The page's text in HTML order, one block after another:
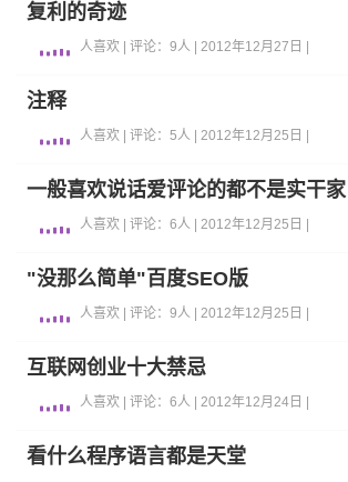
复利的奇迹
人喜欢 | 评论：9人 | 2012年12月27日 |
注释
人喜欢 | 评论：5人 | 2012年12月25日 |
一般喜欢说话爱评论的都不是实干家
人喜欢 | 评论：6人 | 2012年12月25日 |
"没那么简单"百度SEO版
人喜欢 | 评论：9人 | 2012年12月25日 |
互联网创业十大禁忌
人喜欢 | 评论：6人 | 2012年12月24日 |
看什么程序语言都是天堂